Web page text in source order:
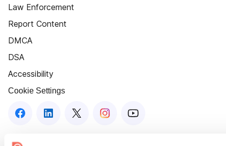
Law Enforcement
Report Content
DMCA
DSA
Accessibility
Cookie Settings